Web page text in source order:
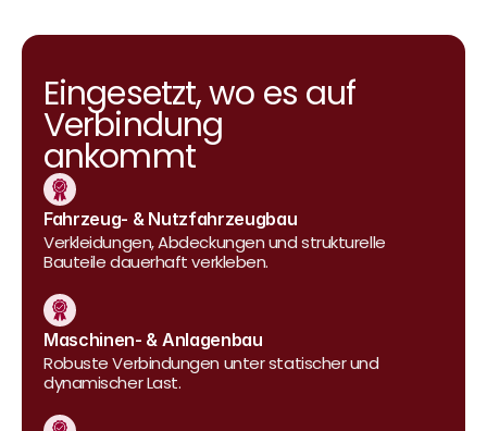
Eingesetzt, wo es auf
Verbindung
ankommt
Fahrzeug- & Nutzfahrzeugbau
Verkleidungen, Abdeckungen und strukturelle
Bauteile dauerhaft verkleben.
Maschinen- & Anlagenbau
Robuste Verbindungen unter statischer und
dynamischer Last.